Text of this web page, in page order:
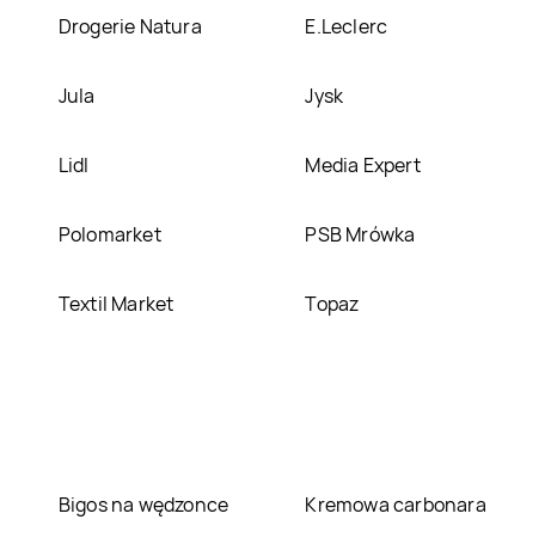
Drogerie Natura E.Leclerc
Jula Jysk
Lidl Media Expert
Polomarket PSB Mrówka
Textil Market Topaz
Bigos na wędzonce Kremowa carbonara